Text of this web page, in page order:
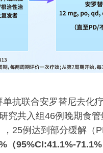
抗联合安罗替尼去化
究共入组46例晚期食
25例达到部分缓解
（95%CI:41.1%-